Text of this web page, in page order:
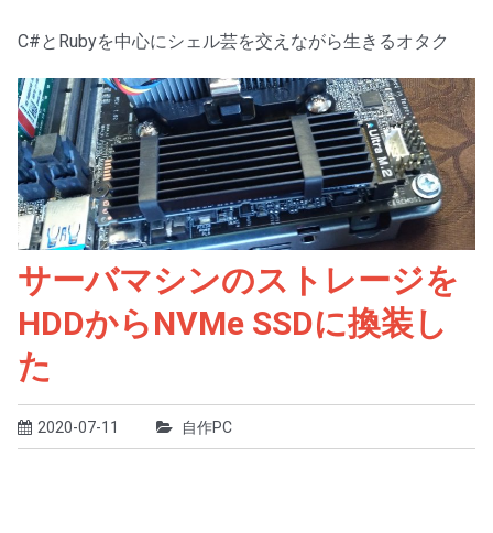
C#とRubyを中心にシェル芸を交えながら生きるオタク
サーバマシンのストレージを
HDDからNVMe SSDに換装し
た
2020-07-11 自作PC